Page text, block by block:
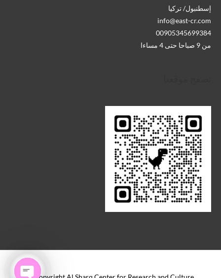
إسطنبول/ تركيا
info@east-cr.com
00905345699384
من 9 صباحا حتى 4 مساءا